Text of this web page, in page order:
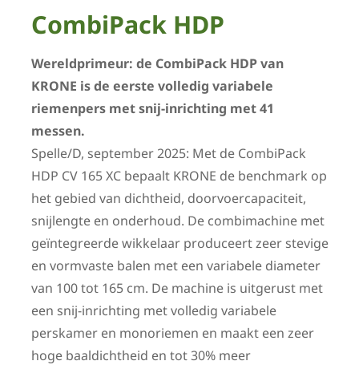
CombiPack HDP
Wereldprimeur: de CombiPack HDP van
KRONE is de eerste volledig variabele
riemenpers met snij-inrichting met 41
messen.
Spelle/D, september 2025: Met de CombiPack
HDP CV 165 XC bepaalt KRONE de benchmark op
het gebied van dichtheid, doorvoercapaciteit,
snijlengte en onderhoud. De combimachine met
geïntegreerde wikkelaar produceert zeer stevige
en vormvaste balen met een variabele diameter
van 100 tot 165 cm. De machine is uitgerust met
een snij-inrichting met volledig variabele
perskamer en monoriemen en maakt een zeer
hoge baaldichtheid en tot 30% meer